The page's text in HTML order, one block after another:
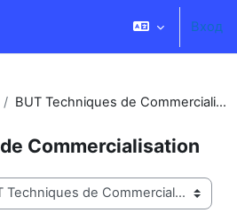
Вход
BUT Techniques de Commercialisation
Commercialisation